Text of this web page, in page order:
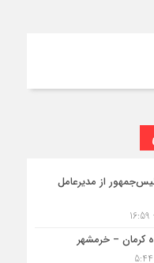
از مدیرعامل
کرمان – خرمشهر